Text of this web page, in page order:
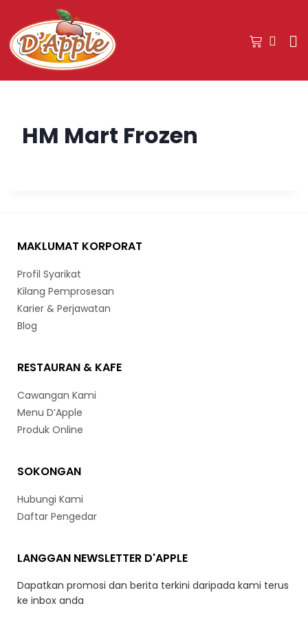
HM Mart Frozen
MAKLUMAT KORPORAT
Profil Syarikat
Kilang Pemprosesan
Karier & Perjawatan
Blog
RESTAURAN & KAFE
Cawangan Kami
Menu D’Apple
Produk Online
SOKONGAN
Hubungi Kami
Daftar Pengedar
LANGGAN NEWSLETTER D'APPLE
Dapatkan promosi dan berita terkini daripada kami terus
ke inbox anda